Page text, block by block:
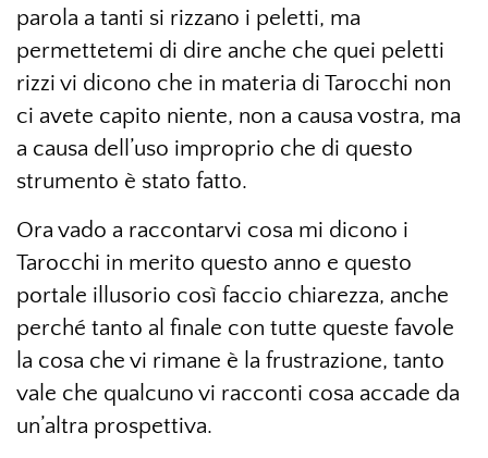
parola a tanti si rizzano i peletti, ma
permettetemi di dire anche che quei peletti
rizzi vi dicono che in materia di Tarocchi non
ci avete capito niente, non a causa vostra, ma
a causa dell’uso improprio che di questo
strumento è stato fatto.
Ora vado a raccontarvi cosa mi dicono i
Tarocchi in merito questo anno e questo
portale illusorio così faccio chiarezza, anche
perché tanto al finale con tutte queste favole
la cosa che vi rimane è la frustrazione, tanto
vale che qualcuno vi racconti cosa accade da
un’altra prospettiva.